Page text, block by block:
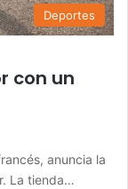
Deportes
con un
anuncia la
La tienda…